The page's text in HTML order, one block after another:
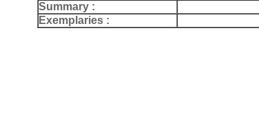
Summary :
Exemplaries :